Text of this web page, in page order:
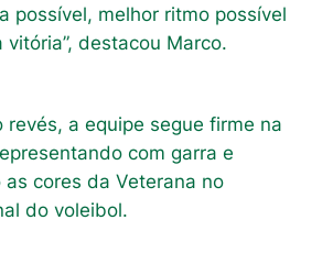
possível, melhor ritmo possível
vitória”, destacou Marco.
revés, a equipe segue firme na
com garra e
cores da Veterana no
do voleibol.